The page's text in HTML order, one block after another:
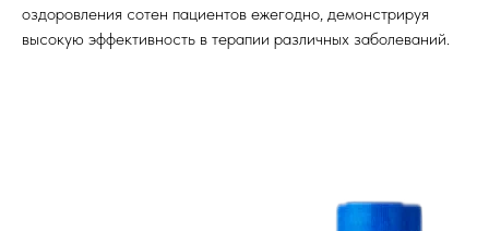
оздоровления сотен пациентов ежегодно, демонстрируя
высокую эффективность в терапии различных заболеваний.